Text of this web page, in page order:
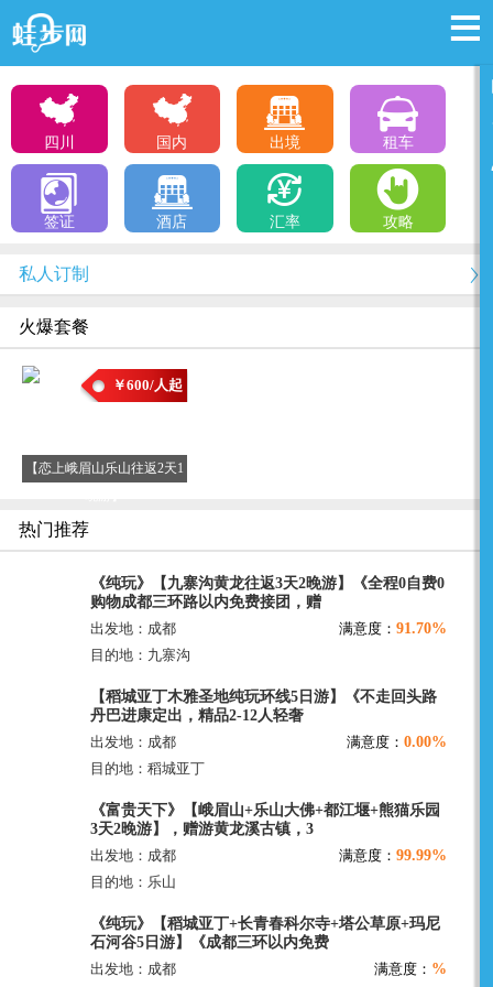
四川 国内 出境 租车
签证 酒店 汇率 攻略
私人订制
火爆套餐
【恋上峨眉山乐山往返2天1
￥600/人起
热门推荐
《纯玩》【九寨沟黄龙往返3天2晚游】《全程0自费0
购物成都三环路以内免费接团，赠
出发地：成都 满意度：91.70%
目的地：九寨沟
【稻城亚丁木雅圣地纯玩环线5日游】《不走回头路
丹巴进康定出，精品2-12人轻奢
出发地：成都 满意度：0.00%
目的地：稻城亚丁
《富贵天下》【峨眉山+乐山大佛+都江堰+熊猫乐园
3天2晚游】，赠游黄龙溪古镇，3
出发地：成都 满意度：99.99%
目的地：乐山
《纯玩》【稻城亚丁+长青春科尔寺+塔公草原+玛尼
石河谷5日游】《成都三环以内免费
出发地：成都 满意度： %